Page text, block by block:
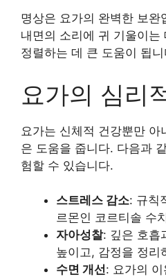
명상은 요가의 완벽한 보완
내면의 소리에 귀 기울이는
정렬하는 데 큰 도움이 됩니
요가의 심리
요가는 신체적 건강뿐만
은 도움을 줍니다. 다음과
험할 수 있습니다.
스트레스 감소: 규칙
르몬인 코르티솔 수
자아성찰: 깊은 호흡
높이고, 감정을 정리
수면 개선: 요가의